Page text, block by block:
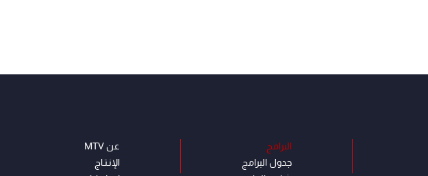
البرامج
جدول البرامج
عن MTV
الإنـتـاج